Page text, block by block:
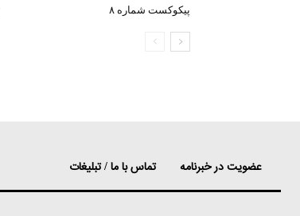
پیکوکست شماره ۸
تماس با ما / تبلیغات عضویت در خبرنامه